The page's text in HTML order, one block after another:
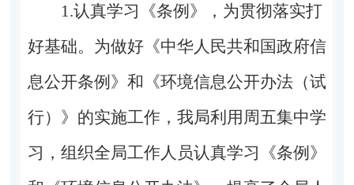
1.认真学习《条例》，为贯彻落实打
好基础。为做好《中华人民共和国政府信
息公开条例》和《环境信息公开办法（试
行）》的实施工作，我局利用周五集中学
习，组织全局工作人员认真学习《条例》